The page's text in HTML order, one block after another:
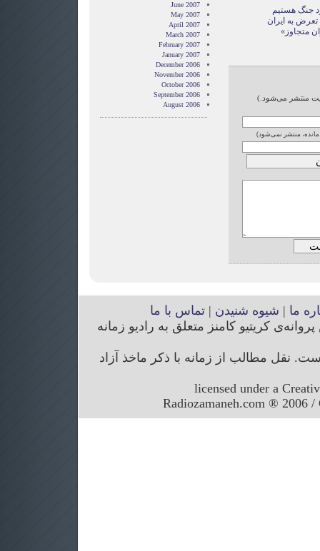
جنگ هستیم
تعرض به ایران
منتشر می‌شود.)
مانده، منتشر نمی‌شود)
June 2007
May 2007
April 2007
March 2007
February 2007
January 2007
December 2006
November 2006
October 2006
September 2006
August 2006
ما | شیوه شنیدن |تماس با ما
کریتیو کامنز متعلق به رادیو زمانه
نقل مطالب از زمانه با ذکر ماخذ آزاد
licensed under a